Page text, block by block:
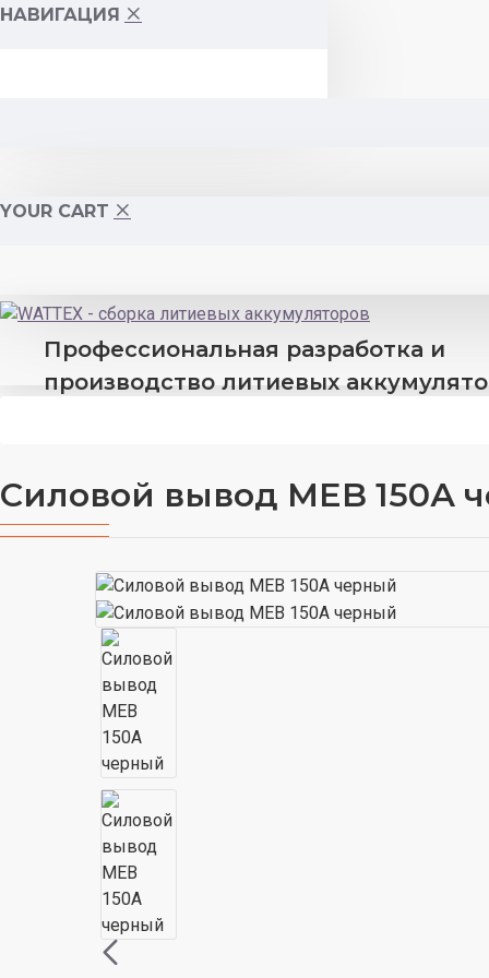
НАВИГАЦИЯ
YOUR CART
Профессиональная разработка и
производство литиевых
Силовой вывод MEB 150А